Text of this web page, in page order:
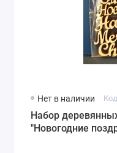
Нет в наличии
Набор
"Новогодние